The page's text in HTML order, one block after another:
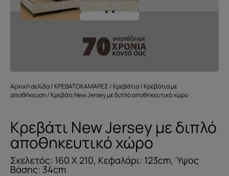
Αρχική σελίδα/ ΚΡΕΒΑΤΟΚΑΜΑΡΕΣ / Κρεβάτια/ Κρεβάτια με
αποθήκευση/ Κρεβάτι New Jersey με διπλό αποθηκευτικό χώρο
Κρεβάτι New Jersey με διπλό
αποθηκευτικό χώρο
Σκελετός: 160 Χ 210, Κεφαλάρι: 123cm, Ύψος
Βάσης: 34cm